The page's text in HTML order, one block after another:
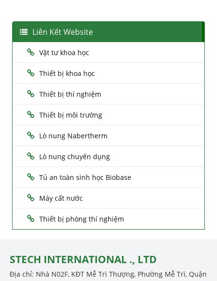
Liên Kết Website
Vật tư khoa học
Thiết bị khoa học
Thiết bị thí nghiệm
Thiết bị môi trường
Lò nung Nabertherm
Lò nung chuyên dụng
Tủ an toàn sinh học Biobase
Máy cất nước
Thiết bị phòng thí nghiệm
STECH INTERNATIONAL ., LTD
Địa chỉ: Nhà N02F, KĐT Mễ Trì Thượng, Phường Mễ Trì, Quận